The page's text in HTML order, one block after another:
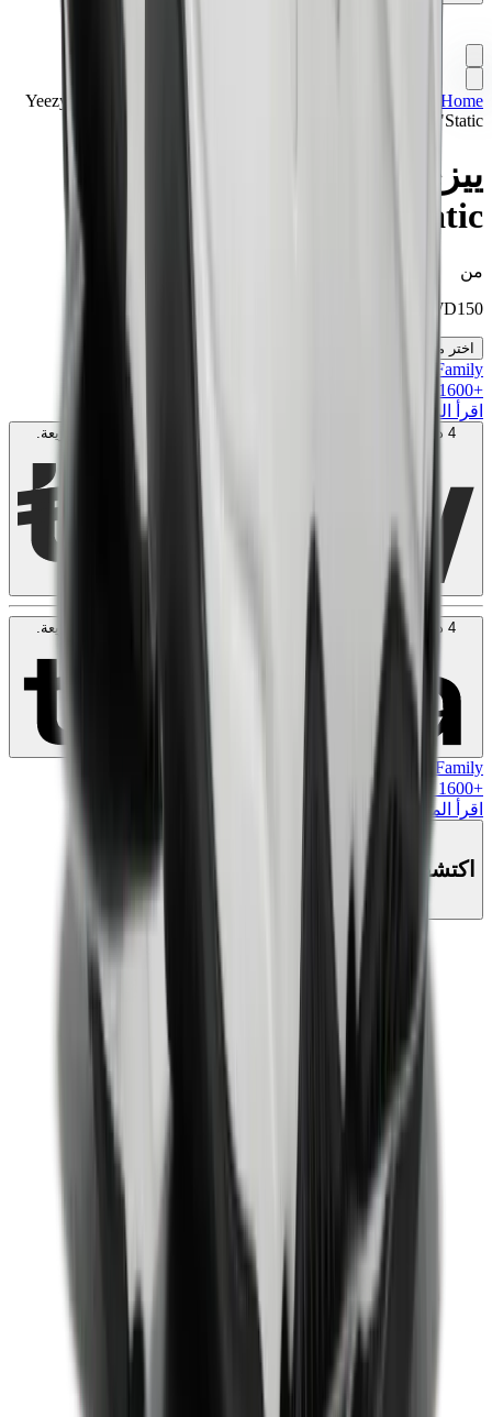
Home
ييزي بوست 700 Yeezy Boost
700 V2 "Static"
ييزي بوست 700 Yeezy Boost
700 V2 "Static"
من
KWD150
اختر مقاسك
MK Family
+
1600
اقرأ المزيد
4 دفعات بدون فوائد بقيمة
. بدون رسوم. متوافق مع الشريعة.
4 دفعات بدون فوائد بقيمة
. بدون رسوم. متوافق مع الشريعة.
MK Family
+
1600
+نقاط ولاء!
اقرأ المزيد
اكتشف هذا المنتج